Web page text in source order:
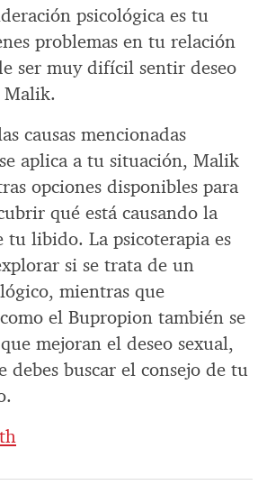
psicológica es tu
problemas en tu relación
ser muy difícil sentir deseo
Malik.
causas mencionadas
aplica a tu situación, Malik
opciones disponibles para
qué está causando la
tu libido. La psicoterapia es
si se trata de un
mientras que
el Bupropion también se
mejoran el deseo sexual,
debes buscar el consejo de tu